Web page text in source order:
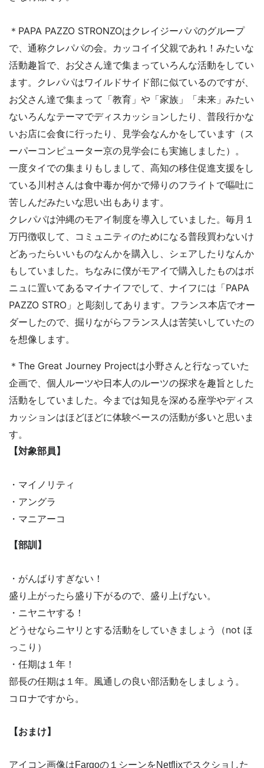
＊PAPA PAZZO STRONZOはクレイジーパパのグループ
で、通称クレパパの会。カッコイイ父親であれ！みたいな
活動趣旨で、お父さん達で集まっていろんな活動をしてい
ます。 クレパパはワイルドサイド部に似ているのですが、
お父さん達で集まって「教育」や「家族」「未来」みたい
ないろんなテーマでディスカッションしたり、普段行かな
いお店に会食に行ったり、見学会なんかをしています（ス
ーパーコンピューター京の見学会にも実施しました）。
一度タイでの集まりもしまして、高知の移住促進支援をし
ている川村さんは食中毒か何かで帰りのフライトで嘔吐に
苦しんだみたいな思い出もあります。
クレパパは沖縄のモアイ制度を導入していました。毎月１
万円徴収して、コミュニティのためになる普段買わないけ
どあったらいいものなんかを購入し、シェアしたりなんか
もしていました。ちなみに僕がモアイで購入したものはボ
ニュに置いてあるマイナイフでして、ナイフには「PAPA
PAZZO STRO」と彫刻してあります。フランス本店でオー
ダーしたので、掘りながらフランス人は苦笑いしていたの
を想像します。
＊The Great Journey Projectは小野さんと行なっていた
企画で、個人ルーツや日本人のルーツの探求を趣旨とした
活動をしていました。 今までは知見を深める座学やディス
カッションはほどほどに体験ベースの活動が多いと思いま
【対象部員 】
・マイノリティ
・アングラ
・マニアーコ
【部訓 】
・がんばりすぎない！
盛り上がったら盛り下がるので、盛り上げない。
・ニヤニヤする！
どうせならニヤリとする活動をしていきましょう（not ほ
っこり）
・任期は１年！
部長の任期は１年。風通しの良い部活動をしましょう。
【おまけ】
アイコン画像はFargoの１シーンをNetflixでスクショした